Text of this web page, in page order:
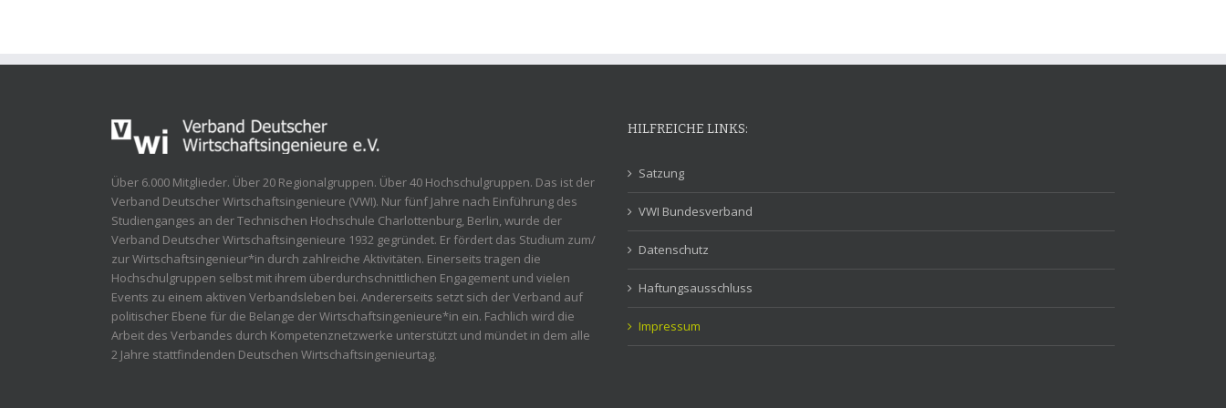
Über 6.000 Mitglieder. Über 20 Regionalgruppen. Über 40 Hochschulgruppen. Das ist der
Verband Deutscher Wirtschaftsingenieure (VWI). Nur fünf Jahre nach Einführung des
Studienganges an der Technischen Hochschule Charlottenburg, Berlin, wurde der
Verband Deutscher Wirtschaftsingenieure 1932 gegründet. Er fördert das Studium zum/
zur Wirtschaftsingenieur*in durch zahlreiche Aktivitäten. Einerseits tragen die
Hochschulgruppen selbst mit ihrem überdurchschnittlichen Engagement und vielen
Events zu einem aktiven Verbandsleben bei. Andererseits setzt sich der Verband auf
politischer Ebene für die Belange der Wirtschaftsingenieure*in ein. Fachlich wird die
Arbeit des Verbandes durch Kompetenznetzwerke unterstützt und mündet in dem alle
2 Jahre stattfindenden Deutschen Wirtschaftsingenieurtag.
HILFREICHE LINKS:
Satzung
VWI Bundesverband
Datenschutz
Haftungsausschluss
Impressum